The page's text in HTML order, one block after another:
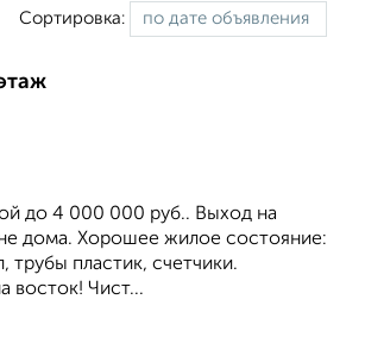
Сортировка:
до 4 000 000 руб.. Выход на
дома. Хорошее жилое состояние:
трубы пластик, счетчики.
восток! Чист...